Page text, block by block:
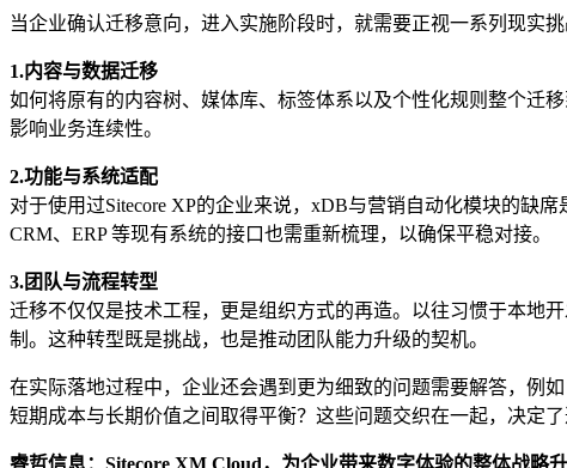
当企业确认迁移意向，进入实施阶段时，就需要正视一系列现实挑
1.内容与数据迁移
如何将原有的内容树、媒体库、标签体系以及个性化规则整个迁
影响业务连续性。
2.功能与系统适配
对于使用过Sitecore XP的企业来说，xDB与营销自动化模块的缺
CRM、ERP 等现有系统的接口也需重新梳理，以确保平稳对接。
3.团队与流程转型
迁移不仅仅是技术工程，更是组织方式的再造。以往习惯于本地
制。这种转型既是挑战，也是推动团队能力升级的契机。
在实际落地过程中，企业还会遇到更为细致的问题需要解答，例
短期成本与长期价值之间取得平衡？这些问题交织在一起，决定
睿哲信息：Sitecore XM Cloud，为企业带来数字体验的整体战略